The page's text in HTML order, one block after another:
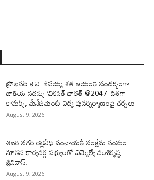
ప్రొఫెసర్‌ కె.వి. శివయ్య శత జయంతి సందర్భంగా
జాతీయ సదస్సు ‘వికసిత్‌ భారత్‌ @2047’ దిశగా
కామర్స్‌, మేనేజ్‌మెంట్‌ విద్య పునర్నిర్మాణంపై చర్చలు
August 9, 2026
శబరి నగర్ రెల్లివీధి పంచాయతీ సంక్షేమ సంఘం
నూతన కార్యవర్గ సభ్యులతో ఎమ్మెల్యే వంశీకృష్ణ
శ్రీనివాస్.
August 9, 2026